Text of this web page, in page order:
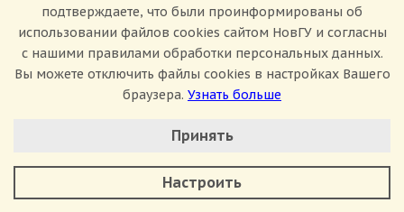
Сведения о доходах
подтверждаете, что были проинформированы об
использовании файлов cookies сайтом НовГУ и согласны
с нашими правилами обработки персональных данных.
Вы можете отключить файлы cookies в настройках Вашего
браузера. Узнать больше
Минимальные
Аналитические/Функциональные
Принять
Настроить